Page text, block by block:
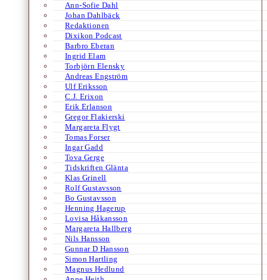
Ann-Sofie Dahl
Johan Dahlbäck
Redaktionen
Dixikon Podcast
Barbro Eberan
Ingrid Elam
Torbjörn Elensky
Andreas Engström
Ulf Eriksson
C.J. Erixon
Erik Erlanson
Gregor Flakierski
Margareta Flygt
Tomas Forser
Ingar Gadd
Tova Gerge
Tidskriften Glänta
Klas Grinell
Rolf Gustavsson
Bo Gustavsson
Henning Hagerup
Lovisa Håkansson
Margareta Hallberg
Nils Hansson
Gunnar D Hansson
Simon Hartling
Magnus Hedlund